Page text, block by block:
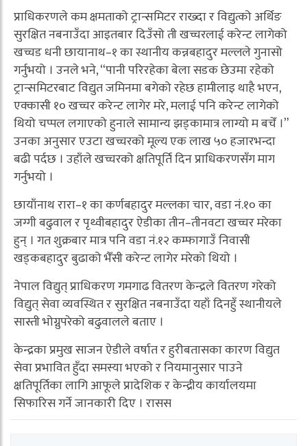
प्राधिकरणले कम क्षमताको ट्रान्समिटर राख्दा र विद्युत्को अर्थिङ
सुरक्षित नबनाउँदा आइतबार दिउँसो ती खच्चरलाई करेन्ट लागेको
खच्चड धनी छायानाथ–१ का स्थानीय कन्नबहादुर मल्लले गुनासो
गर्नुभयो । उनले भने, “पानी परिरहेका बेला सडक छेउमा रहेको
ट्रान्समिटरबाट विद्युत जमिनमा बगेको रहेछ हामीलाइ थाहै भएन,
एक्कासी १० खच्चर करेन्ट लागेर मरे, मलाई पनि करेन्ट लागेको
थियो चप्पल लगाएको हुनाले सामान्य झड्कामात्र लाग्यो म बचेँ ।”
उनका अनुसार एउटा खच्चरको मूल्य एक लाख ५० हजारभन्दा
बढी पर्दछ । उहाँले खच्चरको क्षतिपूर्ति दिन प्राधिकरणसँग माग
गर्नुभयो ।
छायाँनाथ रारा–१ का कर्णबहादुर मल्लका चार, वडा नं.१० का
जग्गी बढुवाल र पृथ्वीबहादुर ऐडीका तीन–तीनवटा खच्चर मरेका
हुन् । गत शुक्रबार मात्र पनि वडा नं.१२ कम्फागाउँ निवासी
खड्कबहादुर बुढाको भैँसी करेन्ट लागेर मरेको थियो ।
नेपाल विद्युत् प्राधिकरण गमगाढ वितरण केन्द्रले वितरण गरेको
विद्युत् सेवा व्यवस्थित र सुरक्षित नबनाउँदा यहाँ दिनहुँ स्थानीयले
सास्ती भोग्नुपरेको बढुवालले बताए ।
केन्द्रका प्रमुख साजन ऐडीले वर्षात र हुरीबतासका कारण विद्युत
सेवा प्रभावित हुँदा समस्या भएको र नियमानुसार पाउने
क्षतिपूर्तिका लागि आफूले प्रादेशिक र केन्द्रीय कार्यालयमा
सिफारिस गर्ने जानकारी दिए । रासस